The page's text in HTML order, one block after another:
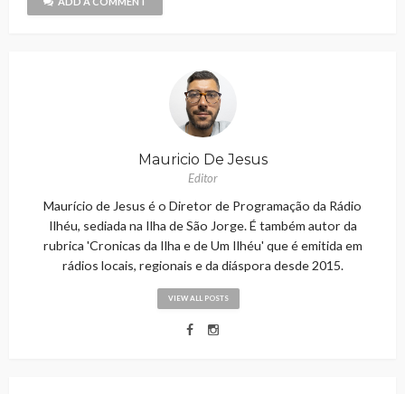
Mauricio De Jesus
Editor
Maurício de Jesus é o Diretor de Programação da Rádio
Ilhéu, sediada na Ilha de São Jorge. É também autor da
rubrica 'Cronicas da Ilha e de Um Ilhéu' que é emitida em
rádios locais, regionais e da diáspora desde 2015.
VIEW ALL POSTS